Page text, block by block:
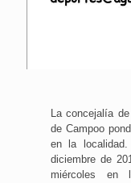
La concejalía
de Campoo
en la
diciembre de
miércoles en